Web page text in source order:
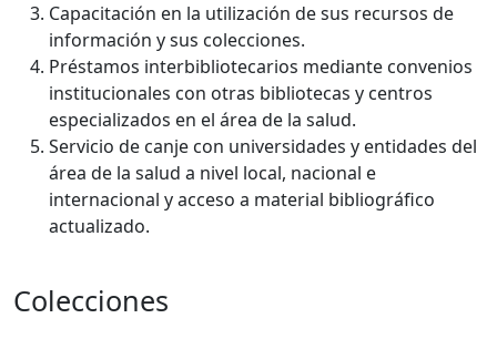
Capacitación en la utilización de sus recursos de
información y sus colecciones.
Préstamos interbibliotecarios mediante convenios
institucionales con otras bibliotecas y centros
especializados en el área de la salud.
Servicio de canje con universidades y entidades del
área de la salud a nivel local, nacional e
internacional y acceso a material bibliográfico
actualizado.
Colecciones